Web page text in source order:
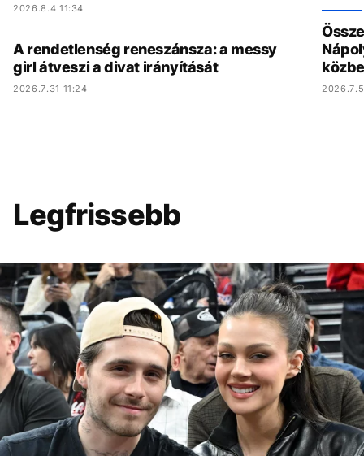
2026.8.4 11:34
A rendetlenség reneszánsza: a messy
girl átveszi a divat irányítását
2026.7.31 11:24
Legfrissebb